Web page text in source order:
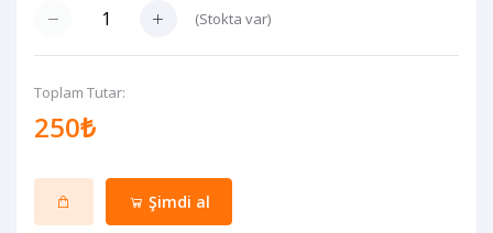
(Stokta var)
Toplam Tutar:
250₺
Şimdi al